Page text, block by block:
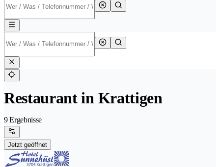
Restaurant in Krattigen
9 Ergebnisse
Jetzt geöffnet